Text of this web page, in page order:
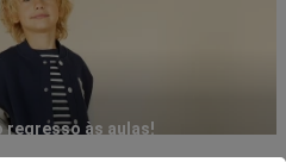
regresso às aulas!